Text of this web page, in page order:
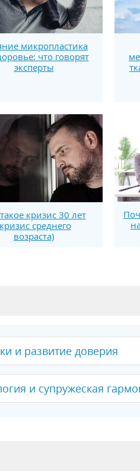
микропластика
что говорят
эксперты
кризис 30 лет
среднего
возраста)
и развитие доверия
и супружеская